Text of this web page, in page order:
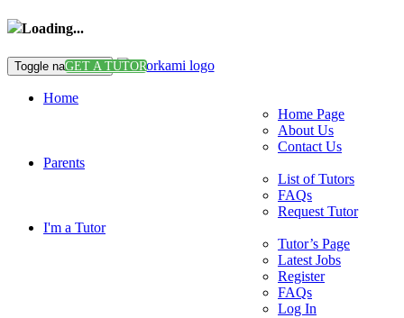
Loading...
Toggle navigationGET A TUTOR
Home
Home Page
About Us
Contact Us
Parents
List of Tutors
FAQs
Request Tutor
I'm a Tutor
Tutor’s Page
Latest Jobs
Register
FAQs
Log In